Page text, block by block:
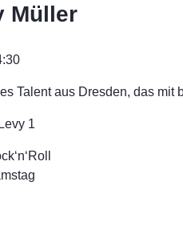
Müller
Talent aus Dresden, das